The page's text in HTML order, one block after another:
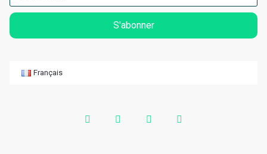
S'abonner
Français